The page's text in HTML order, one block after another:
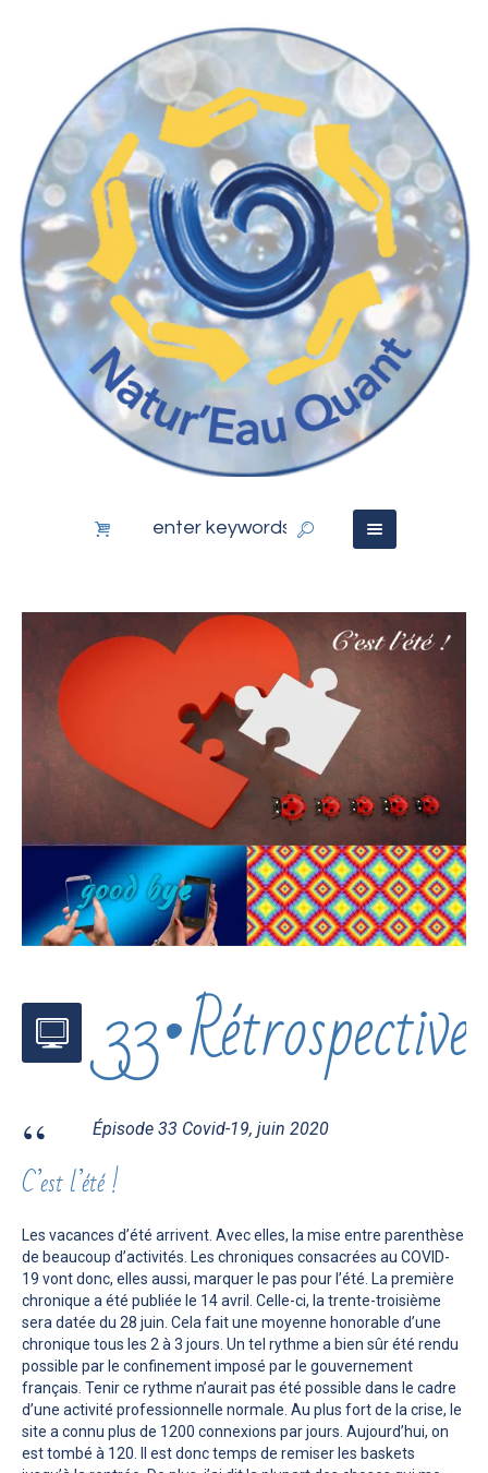
33•Rétrospective
Épisode 33 Covid-19, juin 2020
C’est l’été !
Les vacances d’été arrivent. Avec elles, la mise entre parenthèse
de beaucoup d’activités. Les chroniques consacrées au COVID-
19 vont donc, elles aussi, marquer le pas pour l’été. La première
chronique a été publiée le 14 avril. Celle-ci, la trente-troisième
sera datée du 28 juin. Cela fait une moyenne honorable d’une
chronique tous les 2 à 3 jours. Un tel rythme a bien sûr été rendu
possible par le confinement imposé par le gouvernement
français. Tenir ce rythme n’aurait pas été possible dans le cadre
d’une activité professionnelle normale. Au plus fort de la crise, le
site a connu plus de 1200 connexions par jours. Aujourd’hui, on
est tombé à 120. Il est donc temps de remiser les baskets